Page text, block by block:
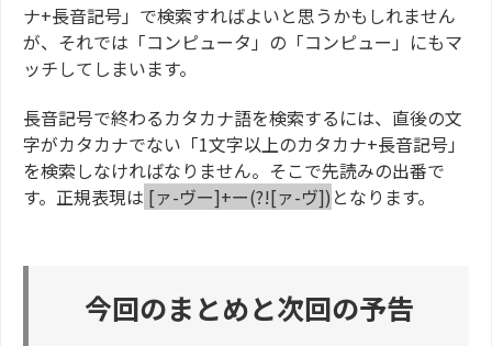
ナ+長音記号」で検索すればよいと思うかもしれません
が、それでは「コンピュータ」の「コンピュー」にもマ
ッチしてしまいます。
長音記号で終わるカタカナ語を検索するには、直後の文
字がカタカナでない「1文字以上のカタカナ+長音記号」
を検索しなければなりません。そこで先読みの出番で
す。正規表現は [ァ-ヴー]+ー(?![ァ-ヴ]) となります。
今回のまとめと次回の予告